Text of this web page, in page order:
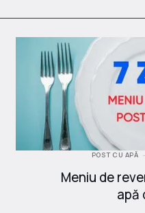
POST CU APĂ
Meniu de
apă